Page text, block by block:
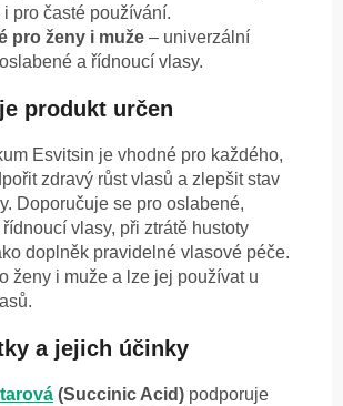
pro časté používání.
pro ženy i muže – univerzální
a řídnoucí vlasy.
produkt určen
Esvitsin je vhodné pro každého,
zdravý růst vlasů a zlepšit stav
Doporučuje se pro oslabené,
řídnoucí vlasy, při ztrátě hustoty
doplněk pravidelné vlasové péče.
ženy i muže a lze jej používat u
a jejich účinky
(Succinic Acid) podporuje